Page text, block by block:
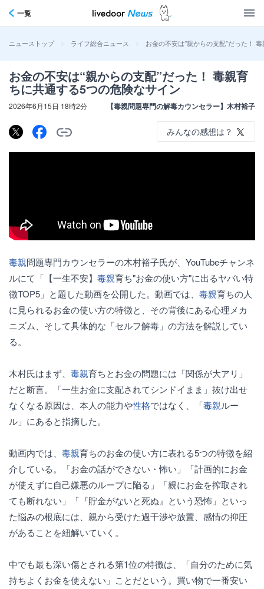
一覧
ニューストップ > ライフ総合ニュース > お金の不安は“親からの支配”だった！
お金の不安は“親からの支配”だった！ 毒親育
ちに共通する5つの危険なサイン
2026年6月15日 18時2分 【毒親問題専門の解毒カウンセラー】木村裕子
みんなの感想は？
毒親問題専門カウンセラーの木村裕子氏が、YouTubeチャンネ
ルにて「【一生不安】 毒親育ち"お金の使い方"に出るヤバい特
徴TOP5」と題した動画を公開した。動画では、 毒親育ちの人
に見られるお金の使い方の特徴と、その背後にある心理メカ
ニズム、そして具体的な「セルフ解毒」の方法を解説してい
る。
木村氏はまず、 毒親育ちとお金の問題には「関係が大アリ」
だと断言。「一生お金に支配されてシンドイまま」抜け出せ
なくなる原因は、本人の能力や性格ではなく、「毒親ルー
ル」にあると指摘した。
動画内では、 毒親育ちのお金の使い方に表れる5つの特徴を紹
介している。「お金の話ができない・怖い」「計画的にお金
が使えずに自己嫌悪のループに陥る」「親にお金を搾取され
ても断れない」「『貯金がないと死ぬ』という恐怖」といっ
た悩みの根底には、親から受けた過干渉や放置、感情の抑圧
があることを紐解いていく。
中でも最も深い傷とされる第1位の特徴は、「自分のために気
持ちよくお金を使えない」ことだという。買い物で一番安い